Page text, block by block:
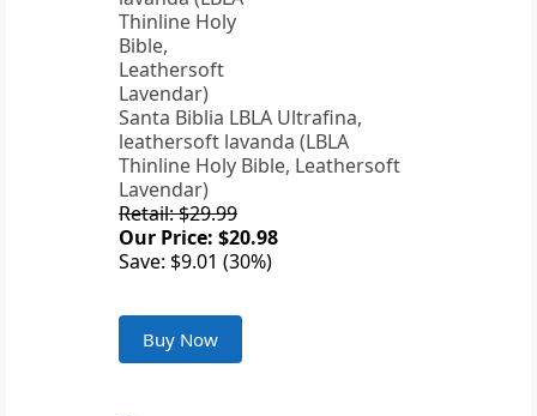
Santa Biblia LBLA Ultrafina,
leathersoft lavanda (LBLA
Thinline Holy Bible, Leathersoft
Lavendar)
Retail: $29.99
Our Price: $20.98
Save: $9.01 (30%)
Buy Now